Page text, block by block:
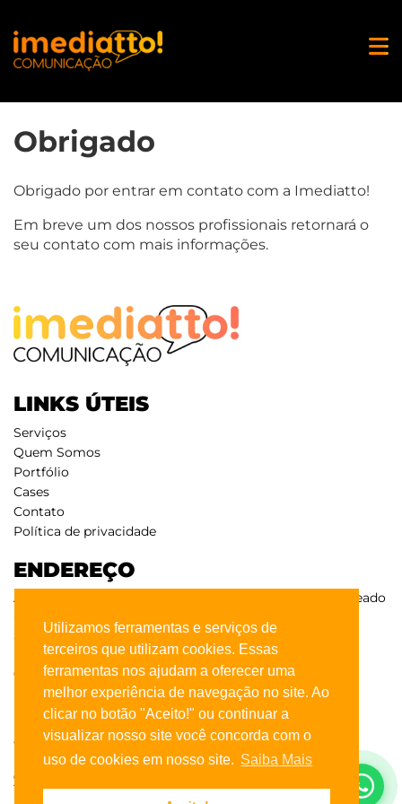
Obrigado
Obrigado por entrar em contato com a Imediatto!
Em breve um dos nossos profissionais retornará o
seu contato com mais informações.
LINKS ÚTEIS
Serviços
Quem Somos
Portfólio
Cases
Contato
Política de privacidade
ENDEREÇO
Av. Corifeu de Azevedo Marques, 5874, Sala 3 - Vila Lageado
- 05340-002
São Paulo - SP
CONTATO
(11) 99377-0323
(11) 3654-5014
contato@imediatto.com.br
SIGA-NOS
Utilizamos ferramentas e serviços de
terceiros que utilizam cookies. Essas
ferramentas nos ajudam a oferecer uma
melhor experiência de navegação no site. Ao
clicar no botão "Aceito!" ou continuar a
visualizar nosso site você concorda com o
uso de cookies em nosso site. Saiba Mais